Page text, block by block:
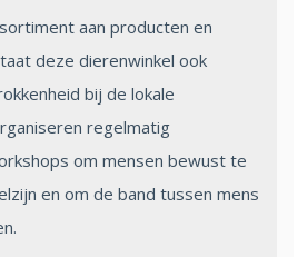
aan producten en
deze dierenwinkel ook
bij de lokale
regelmatig
om mensen bewust te
en om de band tussen mens